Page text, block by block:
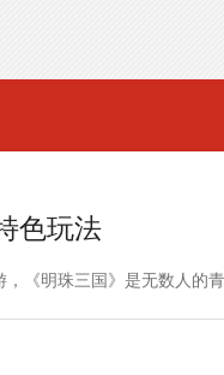
色玩法
《明珠三国》是无数人的青